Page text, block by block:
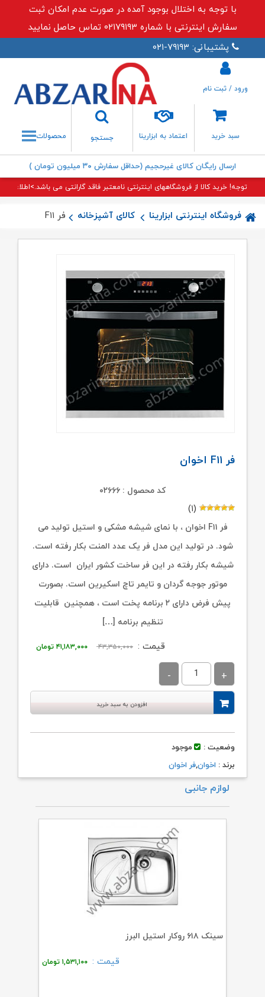
با توجه به اختلال بوجود آمده در صورت عدم امکان ثبت
سفارش اینترنتی با شماره ۰۲۱۷۹۱۹۳ تماس حاصل نمایید
پشتیبانی: ۷۹۱۹۳-۰۲۱
سبد خرید اعتماد به ابزارینا
جستجو
جستجو
ورود / ثبت نام
محصولات
ارسال رایگان کالای غیرحجیم (حداقل سفارش ۳۰ میلیون تومان )
توجه! خرید کالا از فروشگاههای اینترنتی نامعتبر فاقد گارانتی می باشد.>اطلاعات
فروشگاه اینترنتی ابزارینا کالای آشپزخانه فر F۱۱ اخوان
فر F۱۱ اخوان
کد محصول : ۰۲۶۶۶
(۱)
فر F۱۱ اخوان ، با نمای شیشه مشکی و استیل تولید می
شود. در تولید این مدل فر یک عدد المنت بکار رفته است.
شیشه بکار رفته در این فر ساخت کشور ایران است. دارای
موتور جوجه گردان و تایمر تاچ اسکیرین است. بصورت
پیش فرض دارای ۲ برنامه پخت است ، همچنین قابلیت
تنظیم برنامه […]
قیمت : ۴۳,۳۵۰,۰۰۰
قیمت
۴۱,۱۸۳,۰۰۰ تومان
افزودن به سبد خرید
وضعیت :
موجود
برند : اخوان,فر اخوان
لوازم جانبی
سینک ۶۱۸ روکار استیل البرز
قیمت : ۱,۵۳۱,۱۰۰ تومان